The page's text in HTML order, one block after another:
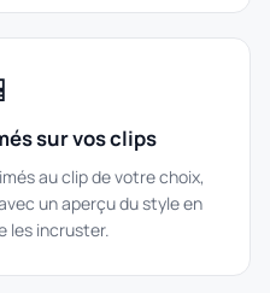
sur vos clips
au clip de votre choix,
un aperçu du style en
les incruster.